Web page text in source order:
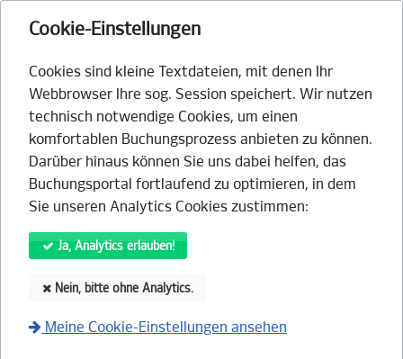
Cookie-Einstellungen
Cookies sind kleine Textdateien, mit denen Ihr
Webbrowser Ihre sog. Session speichert. Wir nutzen
technisch notwendige Cookies, um einen
komfortablen Buchungsprozess anbieten zu können.
Darüber hinaus können Sie uns dabei helfen, das
Buchungsportal fortlaufend zu optimieren, in dem
Sie unseren Analytics Cookies zustimmen:
Ja, Analytics erlauben!
Nein, bitte ohne Analytics.
Meine Cookie-Einstellungen ansehen